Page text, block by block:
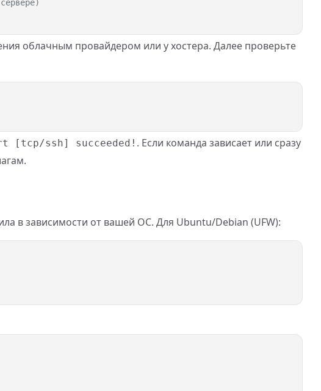
облачным провайдером или у хостера. Далее проверьте
[tcp/ssh] succeeded! . Если команда зависает или сразу
в зависимости от вашей ОС. Для Ubuntu/Debian (UFW):